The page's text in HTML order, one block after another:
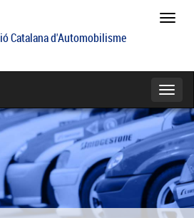
Catalana d'Automobilisme